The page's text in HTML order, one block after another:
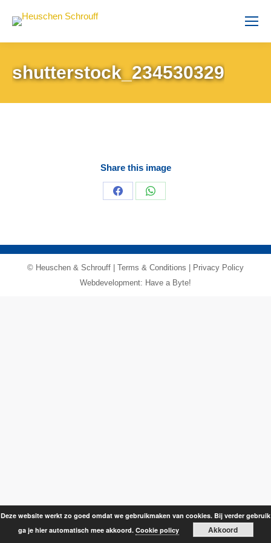
shutterstock_234530329
Share this image
Share
Share
© Heuschen & Schrouff | Terms & Conditions
Privacy Policy
Webdevelopment: Have a Byte!
Deze website werkt zo goed omdat we gebruikmaken van cookies. Bij verder gebruik
ga je hier automatisch mee akkoord. Cookie policy Akkoord